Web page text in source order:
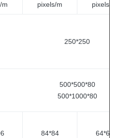
m
pixels/m
pixels/m
250*250
500*500*80
500*1000*80
84*84 64*64